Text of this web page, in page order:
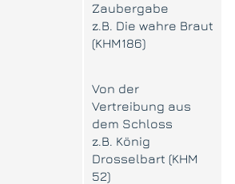
Zaubergabe
z.B. Die wahre Braut
(KHM186)
Von der
Vertreibung aus
dem Schloss
z.B. König
Drosselbart (KHM
52)